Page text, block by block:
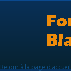
Retour à la page d'accueil